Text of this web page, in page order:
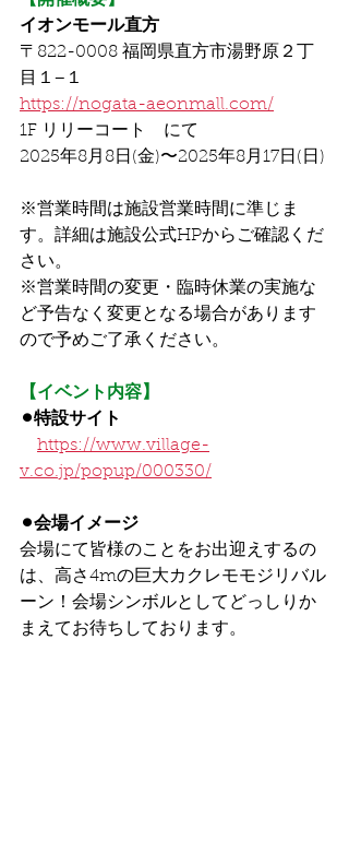
イオンモール直方
〒822-0008 福岡県直方市湯野原２丁
目１−１
https://nogata-aeonmall.com/
1F リリーコート　にて
2025年8月8日(金)〜2025年8月17日(日)
※営業時間は施設営業時間に準じま
す。詳細は施設公式HPからご確認くだ
さい。
※営業時間の変更・臨時休業の実施な
ど予告なく変更となる場合があります
ので予めご了承ください。
【イベント内容】
⚫︎特設サイト
https://www.village-
v.co.jp/popup/000330/
⚫︎会場イメージ
会場にて皆様のことをお出迎えするの
は、高さ4mの巨大カクレモモジリバル
ーン！会場シンボルとしてどっしりか
まえてお待ちしております。